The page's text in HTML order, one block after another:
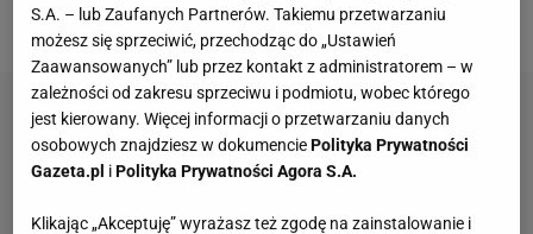
sparing z Polską 0:5.
S.A. – lub Zaufanych Partnerów. Takiemu przetwarzaniu
możesz się sprzeciwić, przechodząc do „Ustawień
Zaawansowanych” lub przez kontakt z administratorem – w
zależności od zakresu sprzeciwu i podmiotu, wobec którego
jest kierowany. Więcej informacji o przetwarzaniu danych
osobowych znajdziesz w dokumenciePolityka Prywatności
Gazeta.pl iPolityka Prywatności Agora S.A.
Klikając „Akceptuję” wyrażasz też zgodę na zainstalowanie i